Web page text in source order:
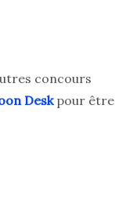
concours
Desk pour être